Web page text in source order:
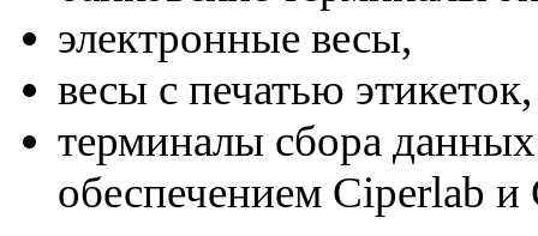
электронные весы,
весы с печатью этикеток,
терминалы сбора
обеспечением Ciperlab и